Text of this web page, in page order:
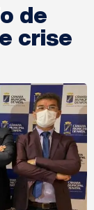
de
crise